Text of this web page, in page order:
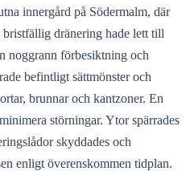
innergård på Södermalm, där
bristfällig dränering hade lett till
noggrann förbesiktning och
befintligt sättmönster och
brunnar och kantzoner. En
störningar. Ytor spärrades
skyddades och
enligt överenskommen tidplan.